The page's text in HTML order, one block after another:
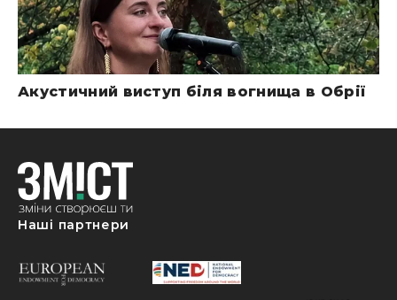
Акустичний виступ біля вогнища в Обрії
Наші партнери